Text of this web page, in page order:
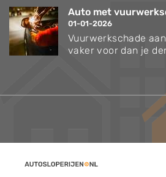
Auto met
01-01-2026
Vuurwerkschade
vaker voor dan je